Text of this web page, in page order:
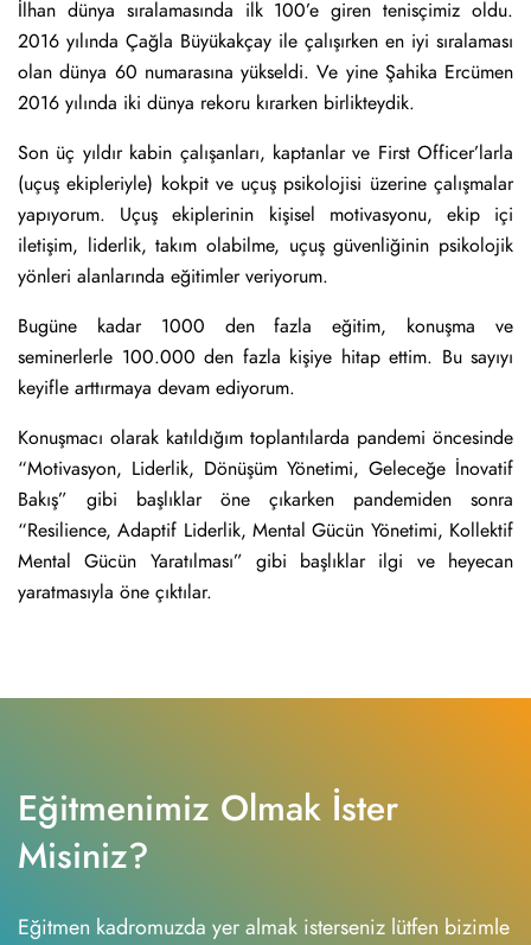
İlhan dünya sıralamasında ilk 100’e giren tenisçimiz oldu.
2016 yılında Çağla Büyükakçay ile çalışırken en iyi sıralaması
olan dünya 60 numarasına yükseldi. Ve yine Şahika Ercümen
2016 yılında iki dünya rekoru kırarken birlikteydik.
Son üç yıldır kabin çalışanları, kaptanlar ve First Officer’larla
(uçuş ekipleriyle) kokpit ve uçuş psikolojisi üzerine çalışmalar
yapıyorum. Uçuş ekiplerinin kişisel motivasyonu, ekip içi
iletişim, liderlik, takım olabilme, uçuş güvenliğinin psikolojik
yönleri alanlarında eğitimler veriyorum.
Bugüne kadar 1000 den fazla eğitim, konuşma ve
seminerlerle 100.000 den fazla kişiye hitap ettim. Bu sayıyı
keyifle arttırmaya devam ediyorum.
Konuşmacı olarak katıldığım toplantılarda pandemi öncesinde
“Motivasyon, Liderlik, Dönüşüm Yönetimi, Geleceğe İnovatif
Bakış” gibi başlıklar öne çıkarken pandemiden sonra
“Resilience, Adaptif Liderlik, Mental Gücün Yönetimi, Kollektif
Mental Gücün Yaratılması” gibi başlıklar ilgi ve heyecan
yaratmasıyla öne çıktılar.
Eğitmenimiz Olmak İster
Misiniz?
Eğitmen kadromuzda yer almak isterseniz lütfen bizimle